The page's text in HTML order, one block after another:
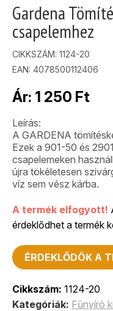
Gardena
csapelemhez
CIKKSZÁM: 1124-20
EAN: 4078500112406
Ár: 1 250 Ft
Leírás:
A GARDENA
Ezek a 901-50 és
csapelemeken
újra tökéletesen
víz sem vész kárba.
A termék elfogyott!
érdeklődhet a termék
ÉRDEKLŐDÖK A
Cikkszám: 1124-20
Kategóriák: Fűnyíró